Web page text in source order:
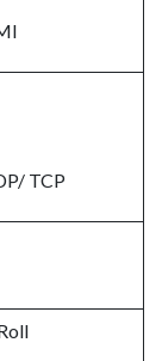
TCP